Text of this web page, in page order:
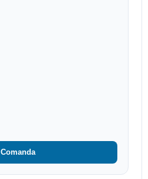
Comanda